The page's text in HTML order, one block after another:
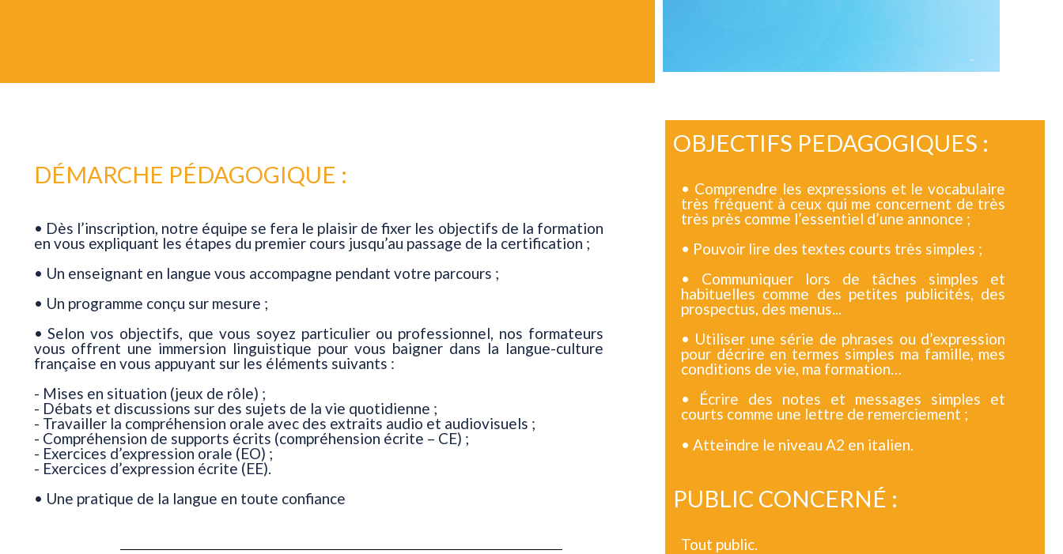
DÉMARCHE PÉDAGOGIQUE :
• Dès l’inscription, notre équipe se fera le plaisir de fixer les objectifs de la formation
en vous expliquant les étapes du premier cours jusqu’au passage de la certification ;
• Un enseignant en langue vous accompagne pendant votre parcours ;
• Un programme conçu sur mesure ;
• Selon vos objectifs, que vous soyez particulier ou professionnel, nos formateurs
vous offrent une immersion linguistique pour vous baigner dans la langue-culture
française en vous appuyant sur les éléments suivants :
- Mises en situation (jeux de rôle) ;
- Débats et discussions sur des sujets de la vie quotidienne ;
- Travailler la compréhension orale avec des extraits audio et audiovisuels ;
- Compréhension de supports écrits (compréhension écrite – CE) ;
- Exercices d’expression orale (EO) ;
- Exercices d’expression écrite (EE).
• Une pratique de la langue en toute confiance
OBJECTIFS PEDAGOGIQUES :
• Comprendre les expressions et le vocabulaire
très fréquent à ceux qui me concernent de très
très près comme l’essentiel d’une annonce ;
• Pouvoir lire des textes courts très simples ;
• Communiquer lors de tâches simples et
habituelles comme des petites publicités, des
prospectus, des menus...
• Utiliser une série de phrases ou d’expression
pour décrire en termes simples ma famille, mes
conditions de vie, ma formation…
• Écrire des notes et messages simples et
courts comme une lettre de remerciement ;
• Atteindre le niveau A2 en italien.
PUBLIC CONCERNÉ :
Tout public.